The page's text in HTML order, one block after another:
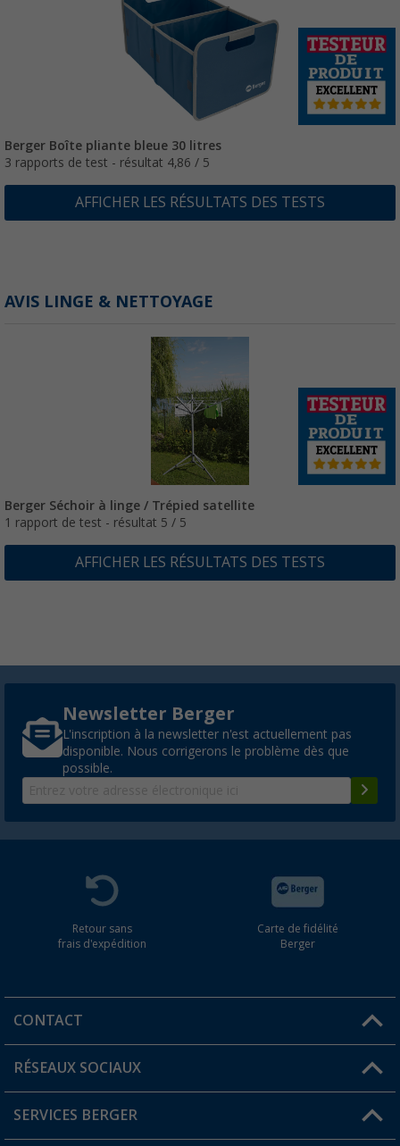
Berger Boîte pliante bleue 30 litres
3 rapports de test - résultat 4,86 / 5
AFFICHER LES RÉSULTATS DES TESTS
AVIS LINGE & NETTOYAGE
Berger Séchoir à linge / Trépied satellite
1 rapport de test - résultat 5 / 5
AFFICHER LES RÉSULTATS DES TESTS
Newsletter Berger
L'inscription à la newsletter n'est actuellement pas
disponible. Nous corrigerons le problème dès que
possible.
Retour sans
frais d'expédition
Carte de fidélité
Berger
CONTACT
Une question ?
Trouver une magasin
RÉSEAUX SOCIAUX
SERVICES BERGER